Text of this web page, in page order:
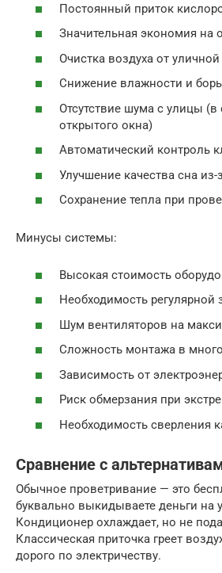
Постоянный приток
Значительная экономия на
Очистка воздуха от
Снижение влажности и
Отсутствие шума с улицы (в
открытого окна)
Автоматический контроль
Улучшение качества сна из-
Сохранение тепла при
Минусы системы:
Высокая стоимость
Необходимость
Шум вентиляторов на
Сложность монтажа в
Зависимость от
Риск обмерзания при
Необходимость сверления
Сравнение с
Обычное проветривание — это
буквально выкидываете деньги на
Кондиционер охлаждает, но не
Классическая приточка греет
дорого по электричеству.